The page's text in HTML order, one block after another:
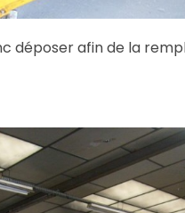
déposer afin de la